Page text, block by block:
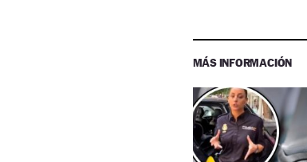
MÁS INFORMACIÓN